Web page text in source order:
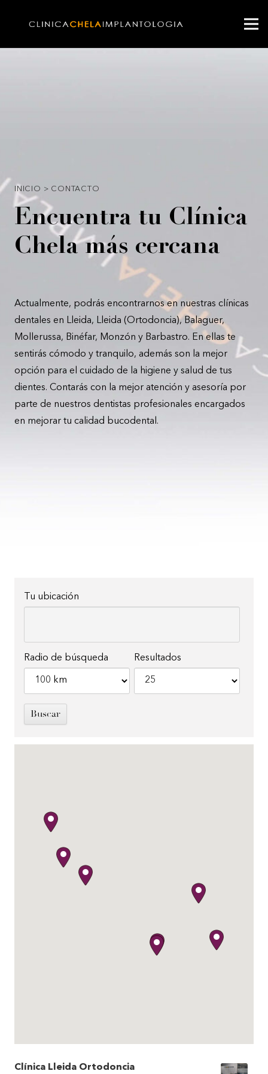
INICIO > CONTACTO
Encuentra tu Clínica
Chela más cercana
Actualmente, podrás encontrarnos en nuestras clínicas
dentales en Lleida, Lleida (Ortodoncia), Balaguer,
Mollerussa, Binéfar, Monzón y Barbastro. En ellas te
sentirás cómodo y tranquilo, además son la mejor
opción para el cuidado de la higiene y salud de tus
dientes. Contarás con la mejor atención y asesoría por
parte de nuestros dentistas profesionales encargados
en mejorar tu calidad bucodental.
Tu ubicación
Radio de búsqueda Resultados
Clínica Lleida Ortodoncia